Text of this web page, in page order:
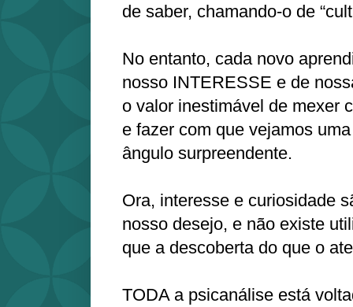
de saber, chamando-o de
No entanto, cada novo
nosso INTERESSE e de
o valor inestimável de mexer
e fazer com que vejamos
ângulo surpreendente.
Ora, interesse e curiosidade
nosso desejo, e não existe
que a descoberta do que o
TODA a psicanálise está